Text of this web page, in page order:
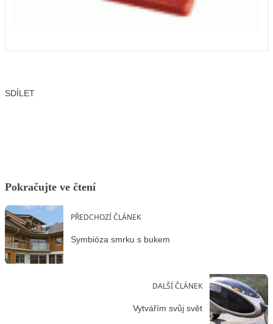
SDÍLET
Pokračujte ve čtení
PŘEDCHOZÍ ČLÁNEK
Symbióza smrku s bukem
DALŠÍ ČLÁNEK
Vytvářím svůj svět